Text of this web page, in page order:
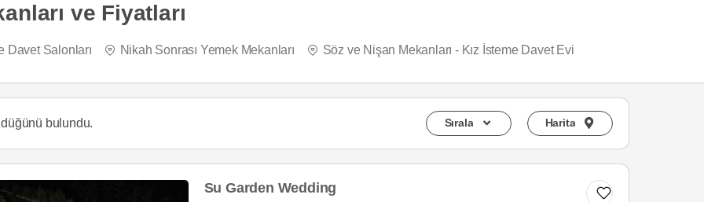
ve Fiyatları
Davet Salonları Nikah Sonrası Yemek Mekanları Söz ve Nişan Mekanları - Kız İsteme Davet Evi
düğünü bulundu. Sırala Harita
Su Garden Wedding